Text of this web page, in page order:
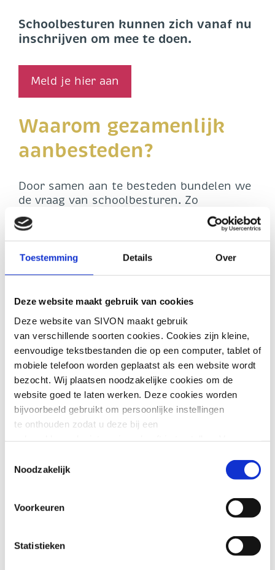
Toestemming Details Over
Deze website maakt gebruik van cookies
Deze website van SIVON maakt gebruik
van verschillende soorten cookies. Cookies zijn kleine,
eenvoudige tekstbestanden die op een computer, tablet of
mobiele telefoon worden geplaatst als een website wordt
bezocht. Wij plaatsen noodzakelijke cookies om de
website goed te laten werken. Deze cookies worden
bijvoorbeeld gebruikt om persoonlijke instellingen
te onthouden zodat u deze bij een
Soms embedden wij content van andere websites, zoals
marketingcookies plaatsen, bijvoorbeeld om advertenties
cookies worden alleen geplaatst als u hier toestemming
Noodzakelijk
Voorkeuren
Statistieken
Schoolbesturen kunnen zich vanaf nu
inschrijven om mee te doen.
Meld je hier aan
Waarom gezamenlijk
aanbesteden?
Door samen aan te besteden bundelen we
de vraag van schoolbesturen. Zo
versterken we onze positie in de markt en
werken we samen aan goede kwaliteit,
passende prijzen en een
toekomstbestendig aanbod van
leermiddelen. Daarnaast neemt SIVON het
ontzorgt schoolbesturen en biedt
Meer weten over de voordelen van
gezamenlijk aanbesteden in het po? Lees
dan meer over deze dienst op de
paginagezamenlijk aanbesteden
leermiddelen po.
Informatiebijeenkomsten
Om schoolbesturen goed te informeren
we twee informatiebijeenkomsten. Tijdens
deze bijeenkomsten vertellen we meer
voordelen van deelname en de stappen in